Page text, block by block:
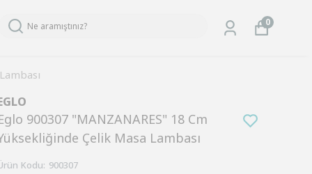
0
900307 "MANZANARES" 18 Cm
Çelik Masa Lambası
Kodu: 900307